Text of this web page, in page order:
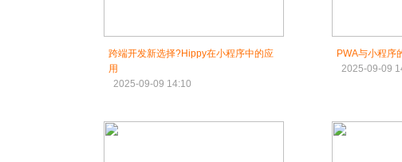
跨端开发新选择?Hippy在小程序中的应
用
2025-09-09 14:10
PWA与小程序
2025-09-09